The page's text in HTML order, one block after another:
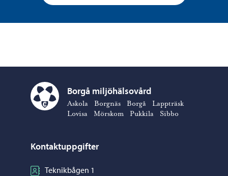
Borgå miljöhälsovård – Gå till startsidan
Borgå miljöhälsovård
Askola Borgnäs Borgå
Lappträsk
Lovisa
Mörskom Pukkila Sibbo
Kontaktuppgifter
Teknikbågen 1